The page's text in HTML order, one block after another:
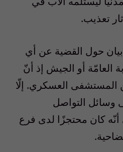
تعذيب.
حول القضية عن أي
العامّة أو الجيش إذ أنّ
المستشفى العسكري. إلّا
وسائل التواصل
أنّه كان محتجزًا لدى فرع